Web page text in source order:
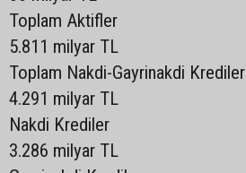
Toplam Aktifler
5.811 milyar TL
Toplam Nakdi-Gayrinakdi Krediler
4.291 milyar TL
Nakdi Krediler
3.286 milyar TL